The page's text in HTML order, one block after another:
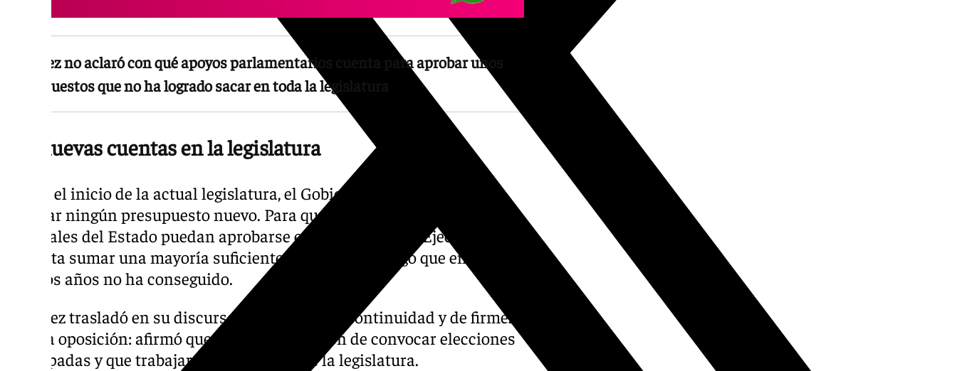
Sánchez no aclaró con qué apoyos parlamentarios cuenta para aprobar unos
presupuestos que no ha logrado sacar en toda la legislatura
Sin nuevas cuentas en la legislatura
Desde el inicio de la actual legislatura, el Gobierno no ha logrado
aprobar ningún presupuesto nuevo. Para que unos Presupuestos
Generales del Estado puedan aprobarse en el Congreso, el Ejecutivo
necesita sumar una mayoría suficiente de diputados, algo que en los
últimos años no ha conseguido.
Sánchez trasladó en su discurso un mensaje de continuidad y de firmeza
ante la oposición: afirmó que no tiene intención de convocar elecciones
anticipadas y que trabajará hasta el final de la legislatura.